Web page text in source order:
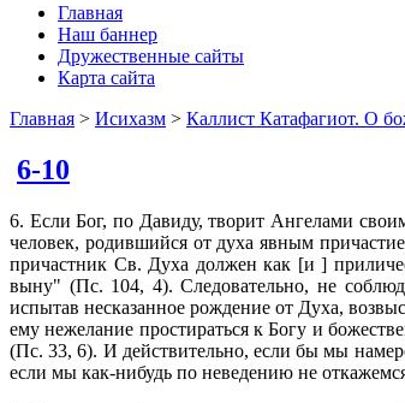
Главная
Наш баннер
Дружественные сайты
Карта сайта
Главная > Исихазм > Каллист Катафагиот. О
6-10
6. Если Бог, по Давиду, творит Ангелами
человек, родившийся от духа явным
причастник Св. Духа должен как [и ]
выну" (Пс. 104, 4). Следовательно, не
испытав несказанное рождение от Духа,
ему нежелание простираться к Богу и
(Пс. 33, 6). И действительно, если бы мы
если мы как-нибудь по неведению не